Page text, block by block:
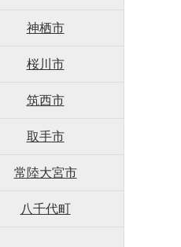
神栖市
桜川市
筑西市
取手市
常陸大宮市
八千代町